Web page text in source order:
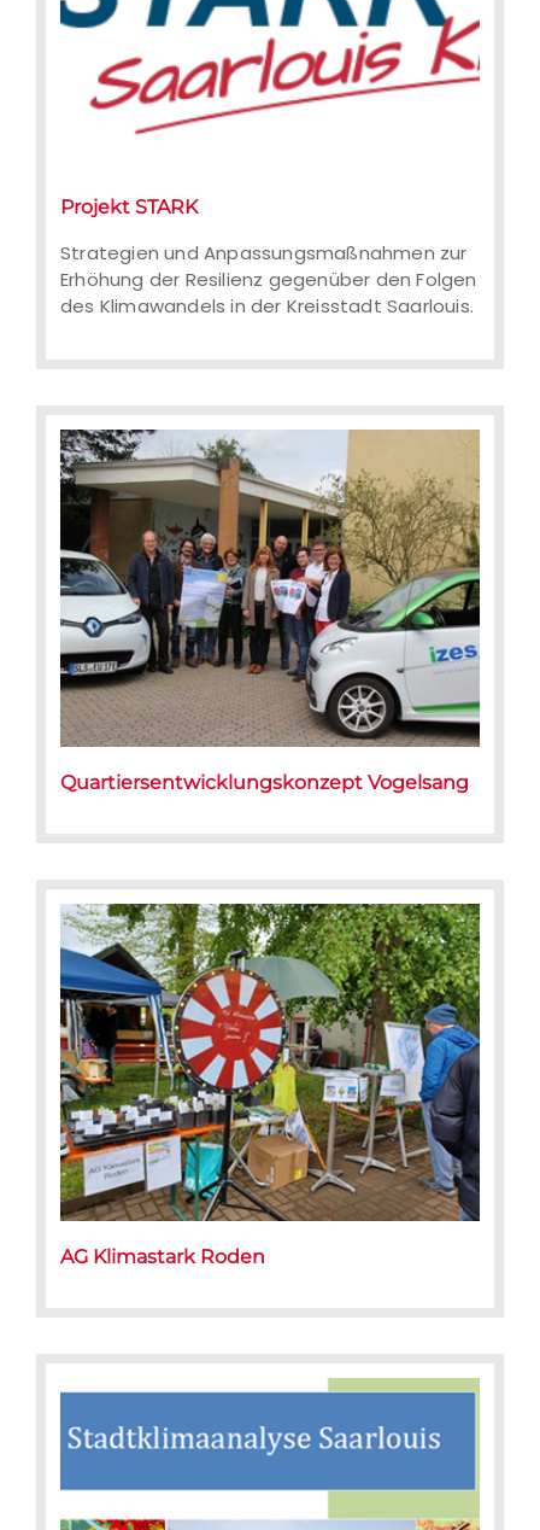
Strategien und
der Resilienz gegenüber den Folgen des
Klimawandels in der Kreisstadt
Saarlouis.
Projekt STARK
Strategien und Anpassungsmaßnahmen zur
Erhöhung der Resilienz gegenüber den Folgen
des Klimawandels in der Kreisstadt Saarlouis.
Quartiersentwicklungskonzept Vogelsang
AG Klimastark Roden